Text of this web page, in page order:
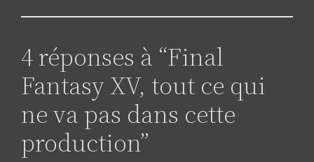
4 réponses à “Final
Fantasy XV, tout ce qui
ne va pas dans cette
production”